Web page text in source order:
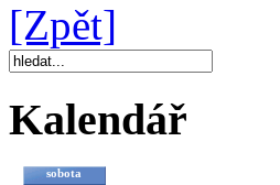
[Zpět]
Kalendář
sobota